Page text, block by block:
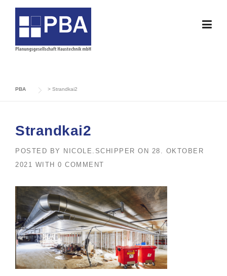
Skip
PBA > Strandkai2
Strandkai2
POSTED BY NICOLE.SCHIPPER ON 28. OKTOBER
2021 WITH 0 COMMENT